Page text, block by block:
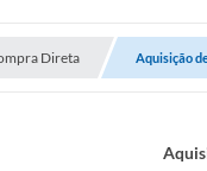
Direta Aquisição